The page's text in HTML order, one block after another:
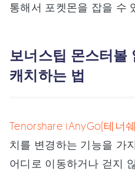
통해서 포켓몬을 잡을 수
보너스팁 몬스터볼
캐치하는 법
Tenorshare iAnyGo(테너
치를 변경하는 기능을 가
어디로 이동하거나 걷지